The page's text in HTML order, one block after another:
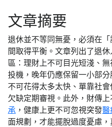
文章摘要
退休並不等同無憂，必須在
間取得平衡。文章列出了退
區：理財上不可目光短淺、無
投機，晚年仍應保留一小部
不可花得太多太快、單靠社
欠缺定期審視。此外，財傳
承 ，健康上更不可忽視突發醫
面規劃，才能擺脫過度憂慮，